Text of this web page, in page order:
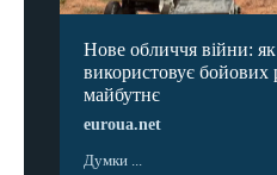
Нове обличчя війни: як
використовує бойових
майбутнє
euroua.net
Думки ...